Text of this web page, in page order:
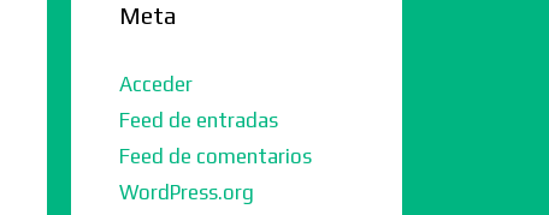
Meta
Acceder
Feed de entradas
Feed de comentarios
WordPress.org